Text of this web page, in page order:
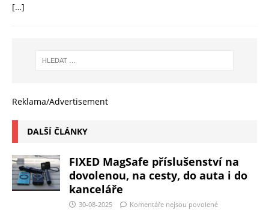
[…]
Reklama/Advertisement
DALŠÍ ČLÁNKY
FIXED MagSafe příslušenství na
dovolenou, na cesty, do auta i do
kanceláře
30-08-2025 Komentáře nejsou povolené